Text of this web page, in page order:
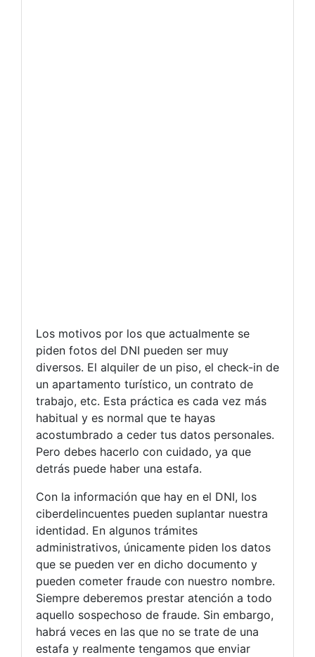
Los motivos por los que actualmente se
piden fotos del DNI pueden ser muy
diversos. El alquiler de un piso, el check-in de
un apartamento turístico, un contrato de
trabajo, etc. Esta práctica es cada vez más
habitual y es normal que te hayas
acostumbrado a ceder tus datos personales.
Pero debes hacerlo con cuidado, ya que
detrás puede haber una estafa.
Con la información que hay en el DNI, los
ciberdelincuentes pueden suplantar nuestra
identidad. En algunos trámites
administrativos, únicamente piden los datos
que se pueden ver en dicho documento y
pueden cometer fraude con nuestro nombre.
Siempre deberemos prestar atención a todo
aquello sospechoso de fraude. Sin embargo,
habrá veces en las que no se trate de una
estafa y realmente tengamos que enviar